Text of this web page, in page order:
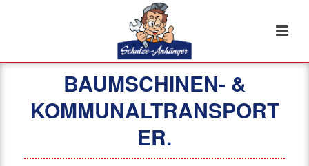
BAUMSCHINEN- &
KOMMUNALTRANSPORT
ER.